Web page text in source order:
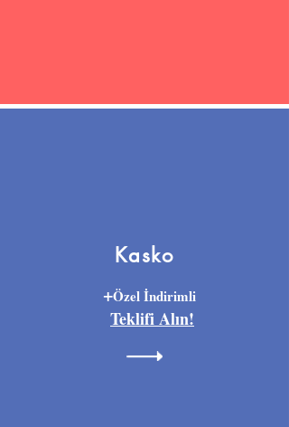
Kasko
+Özel İndirimli
Teklifi Alın!